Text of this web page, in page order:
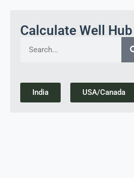
Calculate Well Hub
India USA/Canada